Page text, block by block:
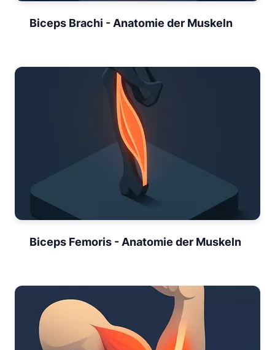
Biceps Brachi - Anatomie der Muskeln
Biceps Femoris - Anatomie der Muskeln